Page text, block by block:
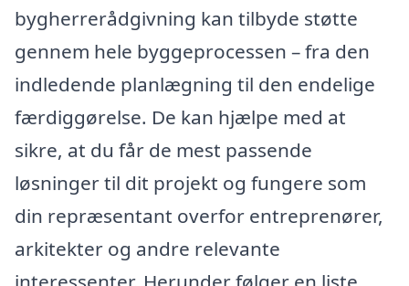
bygherrerådgivning kan tilbyde støtte
gennem hele byggeprocessen – fra den
indledende planlægning til den endelige
færdiggørelse. De kan hjælpe med at
sikre, at du får de mest passende
løsninger til dit projekt og fungere som
din repræsentant overfor entreprenører,
arkitekter og andre relevante